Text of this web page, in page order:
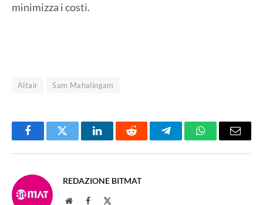
minimizza i costi.
Altair Sam Mahalingam
FacebookTwitter LinkedInReddit TelegramWhatsAppEmail
REDAZIONE BITMAT
WebsiteFacebook